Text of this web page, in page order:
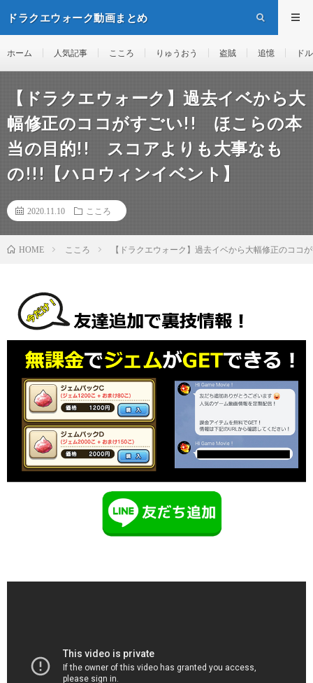
ドラクエウォーク動画まとめ
ホーム 人気記事 こころ りゅうおう 盗賊 追憶 ド
【ドラクエウォーク】過去イベから大
幅修正のココがすごい!! ほこらの本
当の目的!! スコアよりも大事なも
の!!!【ハロウィンイベント】
2020.11.10 こころ
HOME こころ 【ドラクエウォーク】過去イベから大幅修正のコ